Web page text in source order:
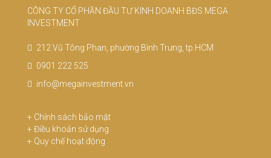
CÔNG TY CỔ PHẦN ĐẦU TƯ KINH DOANH BĐS MEGA
INVESTMENT
212 Vũ Tông Phan, phường Bình Trưng, tp.HCM
0901 222 525
info@megainvestment.vn
+ Chính sách bảo mật
+ Điều khoản sử dụng
+ Quy chế hoạt động